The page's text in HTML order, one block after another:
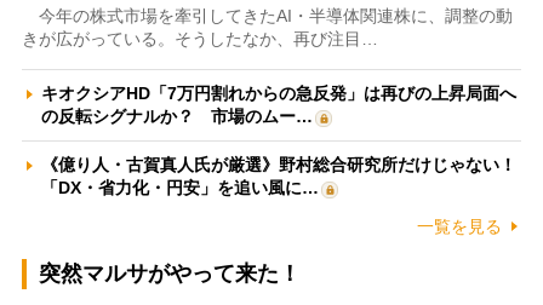
今年の株式市場を牽引してきたAI・半導体関連株に、調整の動
きが広がっている。そうしたなか、再び注目…
キオクシアHD「7万円割れからの急反発」は再びの上昇局面へ
の反転シグナルか？ 市場のムー…
《億り人・古賀真人氏が厳選》野村総合研究所だけじゃない！
「DX・省力化・円安」を追い風に…
一覧を見る
突然マルサがやって来た！